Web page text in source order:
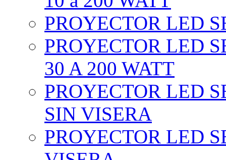
PROYECTOR LED
PROYECTOR LED
30 A 200 WATT
PROYECTOR LED
SIN VISERA
PROYECTOR LED